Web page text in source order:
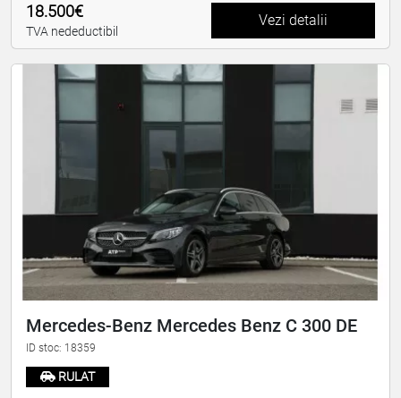
18.500€
TVA nedeductibil
Vezi detalii
Mercedes-Benz Mercedes Benz C 300 DE
ID stoc: 18359
RULAT